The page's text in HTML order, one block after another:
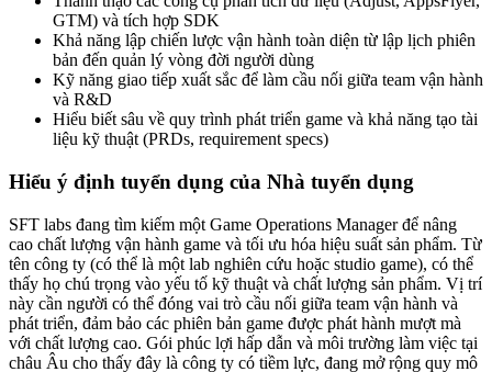
GTM) và tích hợp SDK
Khả năng lập chiến lược vận hành toàn diện từ lập lịch phiên
bản đến quản lý vòng đời người dùng
Kỹ năng giao tiếp xuất sắc để làm cầu nối giữa team vận hành
và R&D
Hiểu biết sâu về quy trình phát triển game và khả năng tạo tài
liệu kỹ thuật (PRDs, requirement specs)
Hiểu ý định tuyển dụng của Nhà tuyển dụng
SFT labs đang tìm kiếm một Game Operations Manager để nâng
cao chất lượng vận hành game và tối ưu hóa hiệu suất sản phẩm. Từ
tên công ty (có thể là một lab nghiên cứu hoặc studio game), có thể
thấy họ chú trọng vào yếu tố kỹ thuật và chất lượng sản phẩm. Vị trí
này cần người có thể đóng vai trò cầu nối giữa team vận hành và
phát triển, đảm bảo các phiên bản game được phát hành mượt mà
với chất lượng cao. Gói phúc lợi hấp dẫn và môi trường làm việc tại
châu Âu cho thấy đây là công ty có tiềm lực, đang mở rộng quy mô